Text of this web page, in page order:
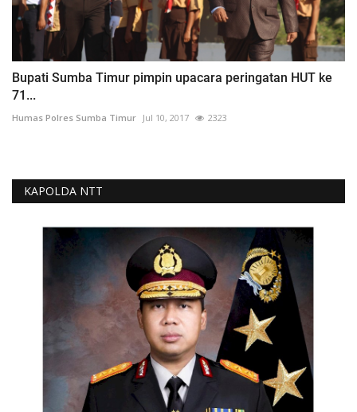
Bupati Sumba Timur pimpin upacara peringatan HUT ke
71...
Humas Polres Sumba Timur Jul 10, 2017 2323
KAPOLDA NTT